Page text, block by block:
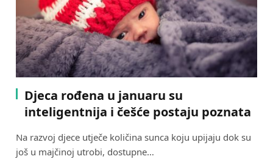
Djeca rođena u januaru su
inteligentnija i češće postaju poznata
Na razvoj djece utječe količina sunca koju upijaju dok su
još u majčinoj utrobi, dostupne…